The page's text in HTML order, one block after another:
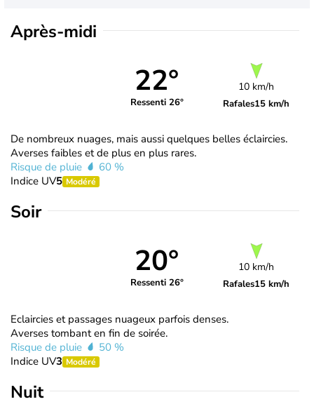
Après-midi
22°
Ressenti 26°
10 km/h
Rafales15 km/h
De nombreux nuages, mais aussi quelques belles éclaircies.
Averses faibles et de plus en plus rares.
Risque de pluie
60 %
Indice UV5 Modéré
Soir
20°
Ressenti 26°
10 km/h
Rafales15 km/h
Eclaircies et passages nuageux parfois denses.
Averses tombant en fin de soirée.
Risque de pluie
50 %
Indice UV3 Modéré
Nuit